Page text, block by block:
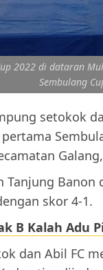
2022 di dataran
Sembulang
setokok
Banon
skor 4-1.
B Kalah Adu
dan Abil FC